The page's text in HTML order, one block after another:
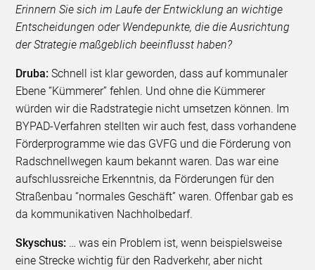
Erinnern Sie sich im Laufe der Entwicklung an wichtige
Entscheidungen oder Wendepunkte, die die Ausrichtung
der Strategie maßgeblich beeinflusst haben?
Druba:Schnell ist klar geworden, dass auf kommunaler
Ebene “Kümmerer” fehlen. Und ohne die Kümmerer
würden wir die Radstrategie nicht umsetzen können. Im
BYPAD-Verfahren stellten wir auch fest, dass vorhandene
Förderprogramme wie das GVFG und die Förderung von
Radschnellwegen kaum bekannt waren. Das war eine
aufschlussreiche Erkenntnis, da Förderungen für den
Straßenbau “normales Geschäft” waren. Offenbar gab es
da kommunikativen Nachholbedarf.
Skyschus: … was ein Problem ist, wenn beispielsweise
eine Strecke wichtig für den Radverkehr, aber nicht